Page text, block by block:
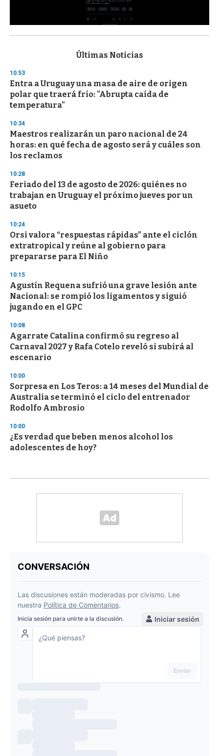
s
d
s
o
f
3
s
e
c
o
n
Últimas Noticias
10:53
Entra a Uruguay una masa de aire de origen
polar que traerá frío: "Abrupta caída de
temperatura"
10:34
Maestros realizarán un paro nacional de 24
horas: en qué fecha de agosto será y cuáles son
los reclamos
10:28
Feriado del 13 de agosto de 2026: quiénes no
trabajan en Uruguay el próximo jueves por un
asueto
10:24
Orsi valora “respuestas rápidas” ante el ciclón
extratropical y reúne al gobierno para
prepararse para El Niño
10:15
Agustín Requena sufrió una grave lesión ante
Nacional: se rompió los ligamentos y siguió
jugando en el GPC
10:08
Agarrate Catalina confirmó su regreso al
Carnaval 2027 y Rafa Cotelo reveló si subirá al
escenario
10:00
Sorpresa en Los Teros: a 14 meses del Mundial de
Australia se terminó el ciclo del entrenador
Rodolfo Ambrosio
10:00
¿Es verdad que beben menos alcohol los
adolescentes de hoy?